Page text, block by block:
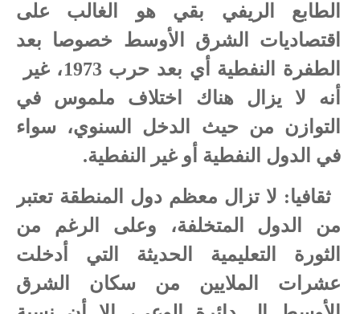
الطابع الريفي بقي هو الغالب على
اقتصاديات الشرق الأوسط خصوصا بعد
الطفرة النفطية أي بعد حرب 1973، غير
أنه لا يزال هناك اختلاف ملموس في
التوازن من حيث الدخل السنوي، سواء
في الدول النفطية أو غير النفطية.
ثقافيا: لا تزال معظم دول المنطقة تعتبر
من الدول المتخلفة، وعلى الرغم من
الثورة التعليمية الحديثة التي أدخلت
عشرات الملايين من سكان الشرق